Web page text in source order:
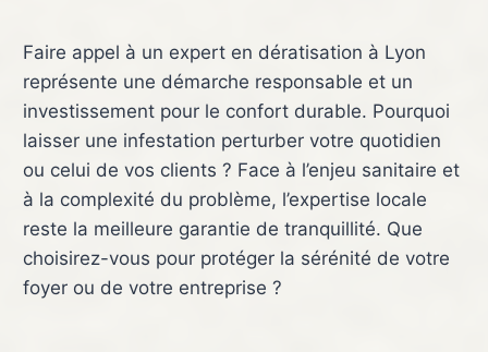
Faire appel à un expert en dératisation à Lyon
représente une démarche responsable et un
investissement pour le confort durable. Pourquoi
laisser une infestation perturber votre quotidien
ou celui de vos clients ? Face à l’enjeu sanitaire et
à la complexité du problème, l’expertise locale
reste la meilleure garantie de tranquillité. Que
choisirez-vous pour protéger la sérénité de votre
foyer ou de votre entreprise ?